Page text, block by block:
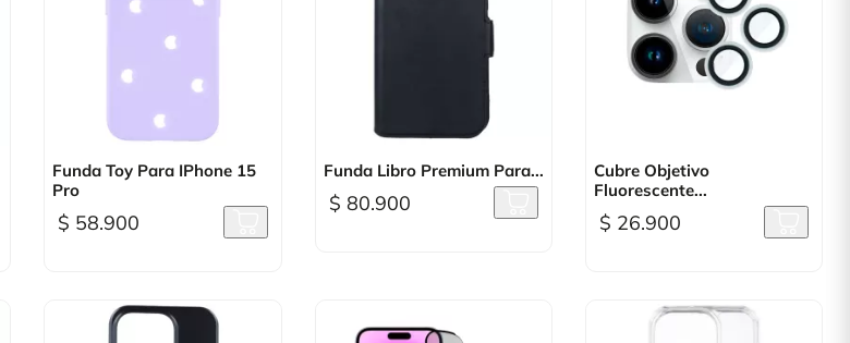
Vista rápida
Funda Toy Para IPhone 15
Pro
$ 58.900
Vista rápida
Funda Libro Premium Para...
$ 80.900
Vista rápida
Cubre Objetivo
Fluorescente...
$ 26.900